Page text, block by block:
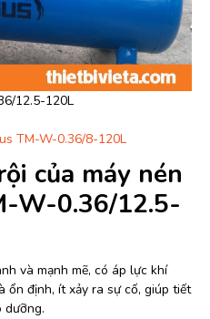
12.5-120L
TM-W-0.36/8-120L
của máy nén
W-0.36/12.5-
và mạnh mẽ, có áp lực khí
ổn định, ít xảy ra sự cố, giúp tiết
dưỡng.